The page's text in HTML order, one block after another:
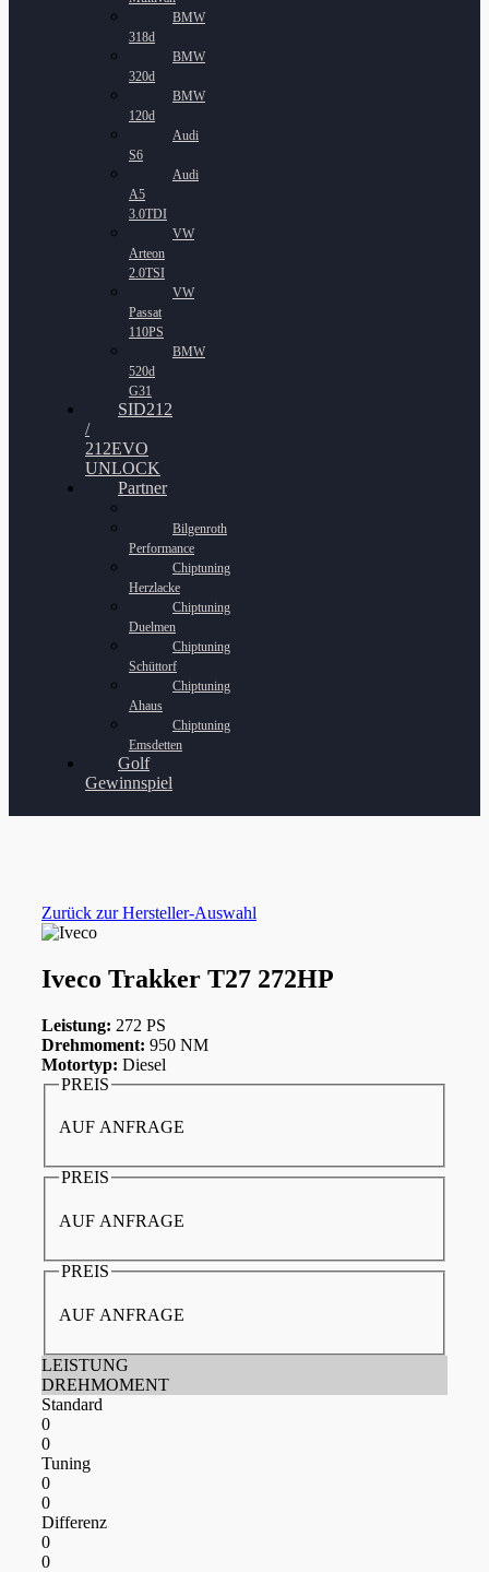
BMW
318d
BMW
320d
BMW
120d
Audi
S6
Audi
A5
3.0TDI
VW
Arteon
2.0TSI
VW
Passat
110PS
BMW
520d
G31
SID212
/
212EVO
UNLOCK
Partner
Bilgenroth
Performance
Chiptuning
Herzlacke
Chiptuning
Duelmen
Chiptuning
Schüttorf
Chiptuning
Ahaus
Chiptuning
Emsdetten
Golf
Gewinnspiel
Zurück zur Hersteller-Auswahl
Iveco Trakker T27 272HP
Leistung: 272 PS
Drehmoment: 950 NM
Motortyp: Diesel
PREIS
AUF ANFRAGE
PREIS
AUF ANFRAGE
PREIS
AUF ANFRAGE
LEISTUNG
DREHMOMENT
Standard
0
0
Tuning
0
0
Differenz
0
0